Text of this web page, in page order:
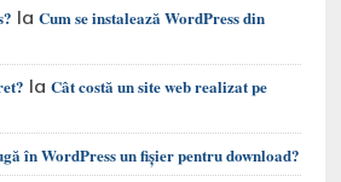
laCum se instalează WordPress din
laCât costă un site web realizat pe
în WordPress un fișier pentru download?